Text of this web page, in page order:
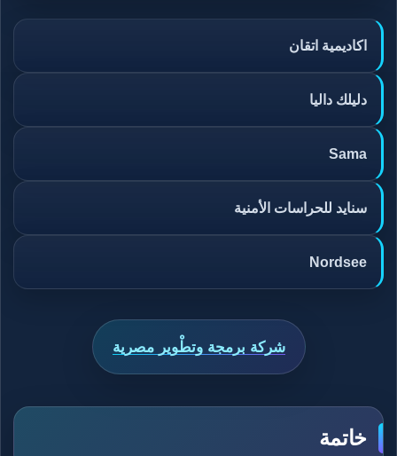
اكاديمية اتقان
دليلك داليا
Sama
سنايد للحراسات الأمنية
Nordsee
شركة برمجة وتطْوير مصرية
خاتمة